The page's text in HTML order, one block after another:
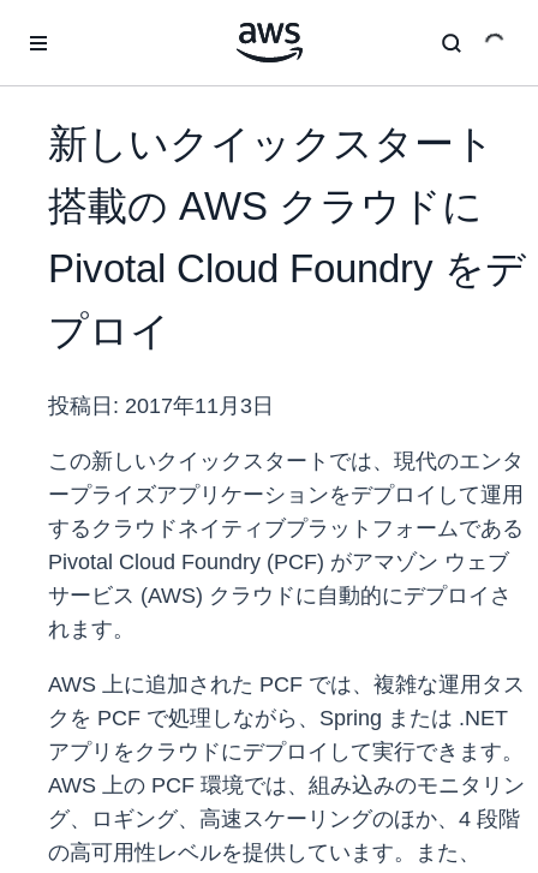
新しいクイックスタート
搭載の AWS クラウドに
Pivotal Cloud Foundry をデ
プロイ
投稿日: 2017年11月3日
この新しいクイックスタートでは、現代のエンタ
ープライズアプリケーションをデプロイして運用
するクラウドネイティブプラットフォームである
Pivotal Cloud Foundry (PCF) がアマゾン ウェブ
サービス (AWS) クラウドに自動的にデプロイさ
れます。
AWS 上に追加された PCF では、複雑な運用タス
クを PCF で処理しながら、Spring または .NET
アプリをクラウドにデプロイして実行できます。
AWS 上の PCF 環境では、組み込みのモニタリン
グ、ロギング、高速スケーリングのほか、4 段階
の高可用性レベルを提供しています。また、